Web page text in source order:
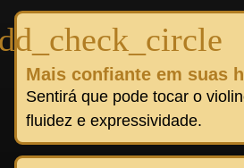
Mais confiante em suas
Sentirá que pode tocar o
fluidez e expressividade.